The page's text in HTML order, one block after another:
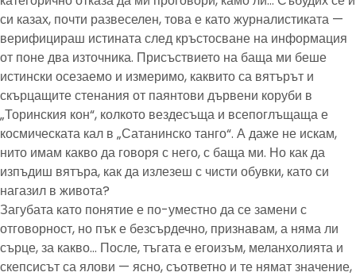
си казах, почти развеселен, това е като журналистиката —
верифицираш истината след кръстосване на информация
от поне два източника. Присъствието на баща ми беше
истински осезаемо и измеримо, каквито са вятърът и
скърцащите стенания от паянтови дървени коруби в
„Торинския кон“, колкото вездесъща и всепоглъщаща е
космическата кал в „Сатанинско танго“. А даже не искам,
нито имам какво да говоря с него, с баща ми. Но как да
изпъдиш вятъра, как да излезеш с чисти обувки, като си
нагазил в живота?
Загубата като понятие е по-уместно да се замени с
отговорност, но пък е безсърдечно, признавам, а няма ли
сърце, за какво… После, тъгата е егоизъм, меланхолията и
скепсисът са ялови — ясно, съответно и те нямат значение,